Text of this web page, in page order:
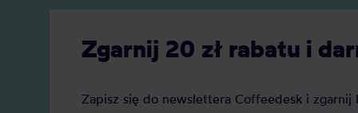
znaczenie?
Zgarnij 20 zł rabatu i
Zapisz się do newslettera Coffeedesk i